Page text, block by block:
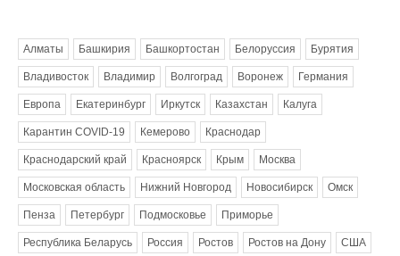
Алматы Башкирия Башкортостан Белоруссия Бурятия
Владивосток Владимир Волгоград Воронеж Германия
Европа Екатеринбург Иркутск Казахстан Калуга
Карантин COVID-19 Кемерово Краснодар
Краснодарский край Красноярск Крым Москва
Московская область Нижний Новгород Новосибирск Омск
Пенза Петербург Подмосковье Приморье
Республика Беларусь Россия Ростов Ростов на Дону США